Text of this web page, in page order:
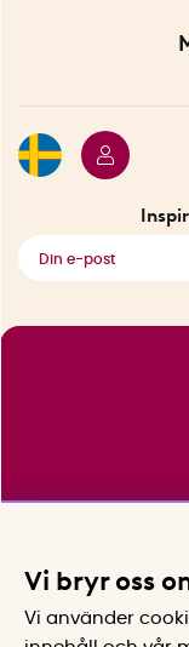
Vi bryr oss
Vi använder